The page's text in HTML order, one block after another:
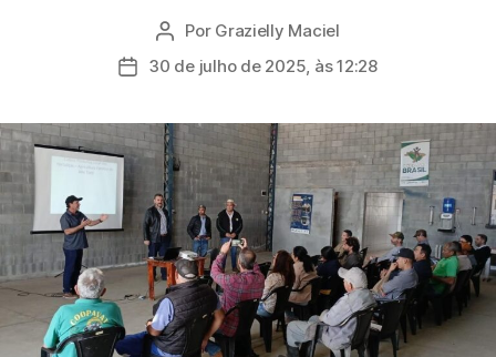
Autor
do
post
Por Grazielly Maciel
Data30 de julho de 2025, às 12:28